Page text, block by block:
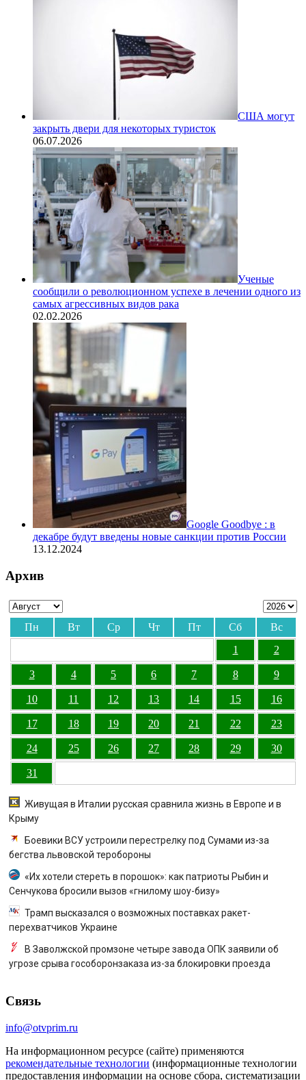
США могут
закрыть двери для некоторых туристок
06.07.2026
Ученые
сообщили о революционном успехе в лечении одного из
самых агрессивных видов рака
02.02.2026
Google Goodbye : в
декабре будут введены новые санкции против России
13.12.2024
Архив
Пн Вт Ср Чт Пт Сб
Вс
1
2
3 4 5 6 7 8 9
10 11 12 13 14 15 16
17 18 19 20 21 22 23
24 25 26 27 28 29 30
31
Живущая в Италии русская сравнила жизнь в Европе и в
Крыму
Боевики ВСУ устроили перестрелку под Сумами из-за
бегства львовской теробороны
«Их хотели стереть в порошок»: как патриоты Рыбин и
Сенчукова бросили вызов «гнилому шоу-бизу»
Трамп высказался о возможных поставках ракет-
перехватчиков Украине
В Заволжской промзоне четыре завода ОПК заявили об
угрозе срыва гособоронзаказа из-за блокировки проезда
Связь
info@otvprim.ru
На информационном ресурсе (сайте) применяются
рекомендательные технологии (информационные технологии
предоставления информации на основе сбора, систематизации